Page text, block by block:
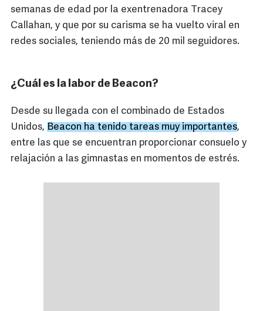
semanas de edad por la exentrenadora Tracey
Callahan, y que por su carisma se ha vuelto viral en
redes sociales, teniendo más de 20 mil seguidores.
¿Cuál es la labor de Beacon?
Desde su llegada con el combinado de Estados
Unidos, Beacon ha tenido tareas muy importantes,
entre las que se encuentran proporcionar consuelo y
relajación a las gimnastas en momentos de estrés.